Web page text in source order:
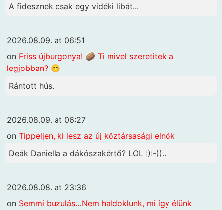
A fidesznek csak egy vidéki libát...
2026.08.09. at 06:51
on Friss újburgonya! 🥔 Ti mivel szeretitek a
legjobban? 😊
Rántott hús.
2026.08.09. at 06:27
on Tippeljen, ki lesz az új köztársasági elnök
Deák Daniella a dákószakértő? LOL :):-))...
2026.08.08. at 23:36
on Semmi buzulás…Nem haldoklunk, mi így élünk